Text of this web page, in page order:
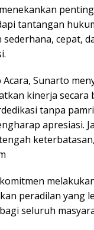
tantangan
sederhana, cepat,
Sunarto
kinerja
tanpa
apresiasi.
peradilan yang
seluruh